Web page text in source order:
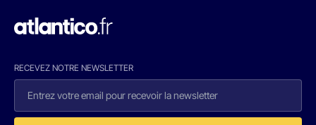
RECEVEZ NOTRE NEWSLETTER